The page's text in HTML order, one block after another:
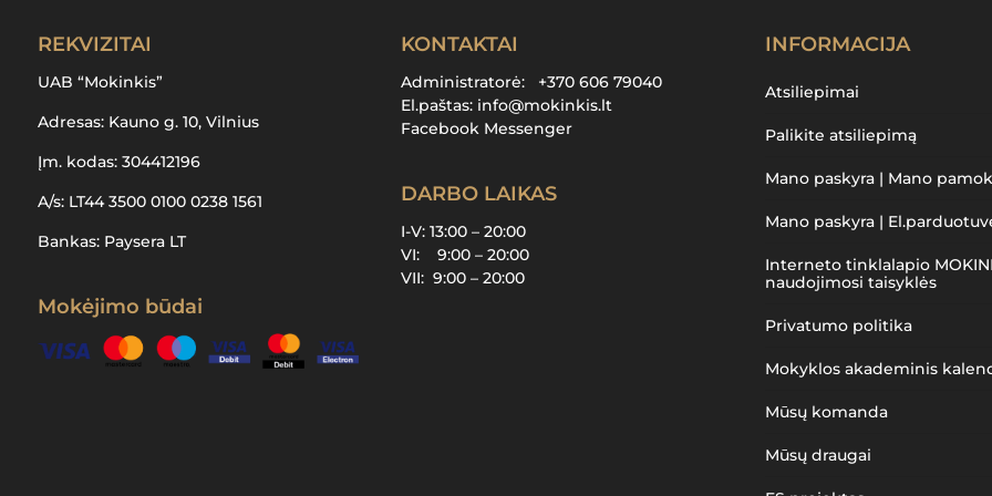
REKVIZITAI
UAB “Mokinkis”
Adresas: Kauno g. 10, Vilnius
Įm. kodas: 304412196
A/s: LT44 3500 0100 0238 1561
Bankas: Paysera LT
Mokėjimo būdai
KONTAKTAI
Administratorė: +370 606 79040
El.paštas: info@mokinkis.lt
Facebook Messenger
DARBO LAIKAS
I-V: 13:00 – 20:00
VI: 9:00 – 20:00
VII: 9:00 – 20:00
INFORMACIJA
Atsiliepimai
Palikite atsiliepimą
Mano paskyra | Mano
Mano paskyra |
Interneto tinklalapio
naudojimosi taisyklės
Privatumo politika
Mokyklos akademinis
Mūsų komanda
Mūsų draugai